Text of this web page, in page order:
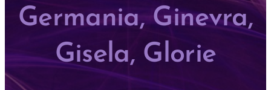
Germania, Ginevra,
Gisela, Glorie